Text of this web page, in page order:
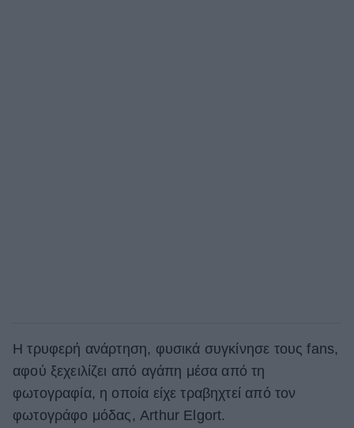
Η τρυφερή ανάρτηση, φυσικά συγκίνησε τους fans,
αφού ξεχειλίζει από αγάπη μέσα από τη
φωτογραφία, η οποία είχε τραβηχτεί από τον
φωτογράφο μόδας, Arthur Elgort.